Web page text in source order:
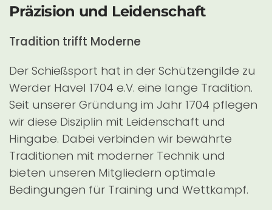
Präzision und Leidenschaft
Tradition trifft Moderne
Der Schießsport hat in der Schützengilde zu
Werder Havel 1704 e.V. eine lange Tradition.
Seit unserer Gründung im Jahr 1704 pflegen
wir diese Disziplin mit Leidenschaft und
Hingabe. Dabei verbinden wir bewährte
Traditionen mit moderner Technik und
bieten unseren Mitgliedern optimale
Bedingungen für Training und Wettkampf.